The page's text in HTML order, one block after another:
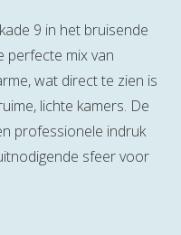
9 in het bruisende
perfecte mix van
wat direct te zien is
lichte kamers. De
professionele indruk
sfeer voor